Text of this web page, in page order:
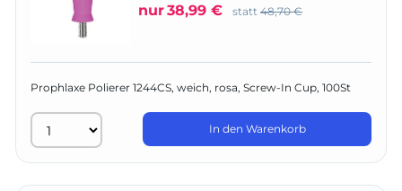
nur38,99 € statt 48,70 €
Prophlaxe Polierer 1244CS, weich, rosa, Screw-In Cup, 100St
In den Warenkorb